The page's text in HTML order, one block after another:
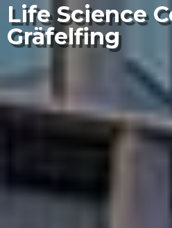
Life Science
Gräfelfing